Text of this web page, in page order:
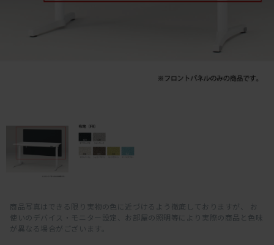
商品写真はできる限り実物の色に近づけるよう徹底しておりますが、 お
使いのデバイス・モニター設定、お部屋の照明等により実際の商品と色味
が異なる場合がございます。